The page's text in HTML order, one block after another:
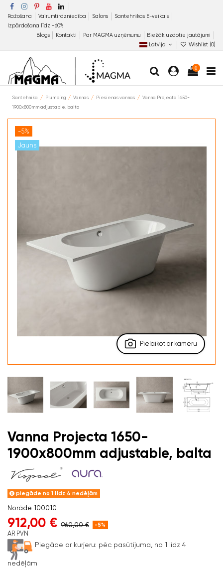
Ražošana Vairumtirdzniecība Salons
Santehnikas E-veikals
Izpārdošana līdz −60%
Blogs
Kontakti Par MAGMA uzņēmumu
Biežāk uzdotie jautājumi
Latvija
Wishlist (0)
0
Santehnika Plumbing Vannas Piesienas vannas
Vanna Projecta 1650-
1900x800mm adjustable, balta
-5%
Jauns
Pielaikot ar kameru
Vanna Projecta 1650-
1900x800mm adjustable, balta
piegāde no 1 līdz 4 nedēļām
Norāde 100010
912,00 € 960,00 € -5%
AR PVN
Piegāde ar kurjeru: pēc pasūtījuma, no 1 līdz 4
nedēļām